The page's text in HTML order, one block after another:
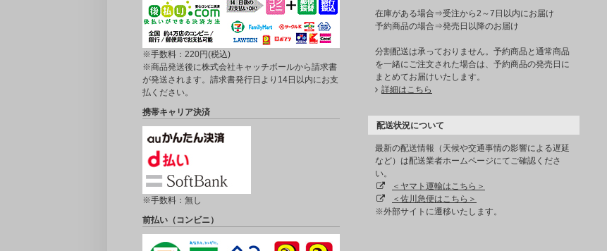
※手数料：220円(税込)
※商品発送後に株式会社キャッチボールから請求書
が発送されます。請求書発行日より14日以内にお支
払ください。
携帯キャリア決済
※手数料：無し
前払い（コンビニ）
在庫がある場合⇒受注から2～7日以内にお届け
予約商品の場合⇒発売日以降のお届け
分割配送は承っておりません。予約商品と通常商品
を一緒にご注文された場合は、予約商品の発売日に
まとめてお届けいたします。
詳細はこちら
配送状況について
最新の配送情報（天候や交通事情の影響による遅延
など）は配送業者ホームページにてご確認くださ
い。
＜ヤマト運輸はこちら＞
＜佐川急便はこちら＞
※外部サイトに遷移いたします。